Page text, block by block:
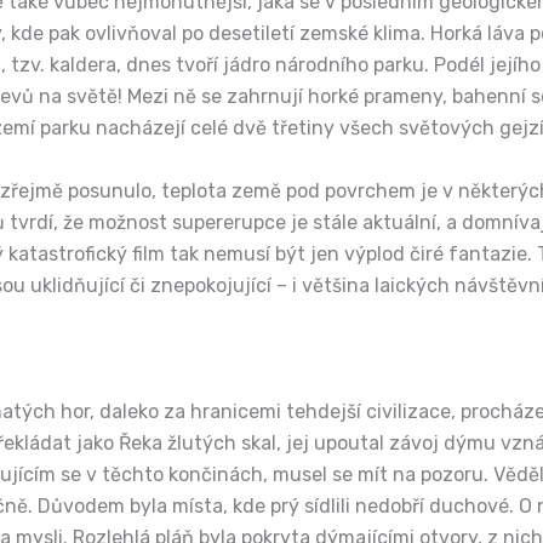
pak ovlivňoval po desetiletí zemské klima. Horká láva
kaldera, dnes tvoří jádro národního parku. Podél
na světě! Mezi ně se zahrnují horké prameny, bahenní
parku nacházejí celé dvě třetiny všech světových
posunulo, teplota země pod povrchem je v
že možnost supererupce je stále aktuální, a
film tak nemusí být jen výplod čiré fantazie.
uklidňující či znepokojující – i většina laických
hor, daleko za hranicemi tehdejší civilizace,
jako Řeka žlutých skal, jej upoutal závoj dýmu
se v těchto končinách, musel se mít na pozoru.
Důvodem byla místa, kde prý sídlili nedobří duchové.
mysli. Rozlehlá pláň byla pokryta dýmajícími otvory, z